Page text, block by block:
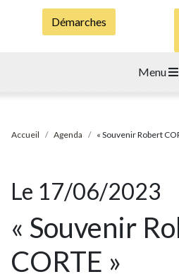
Démarches
Menu
Accueil Agenda « Souvenir Robert
Le 17/06/2023
« Souvenir
CORTE »